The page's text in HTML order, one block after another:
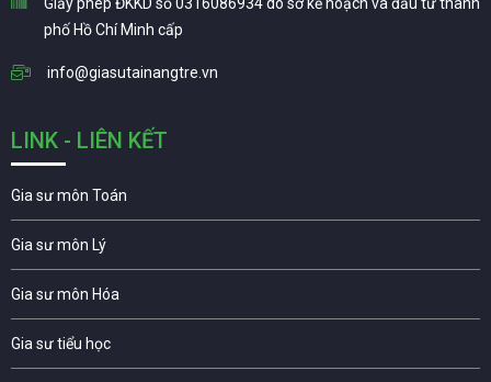
phố Hồ Chí Minh cấp
info@giasutainangtre.vn
LINK - LIÊN KẾT
Gia sư môn Toán
Gia sư môn Lý
Gia sư môn Hóa
Gia sư tiểu học